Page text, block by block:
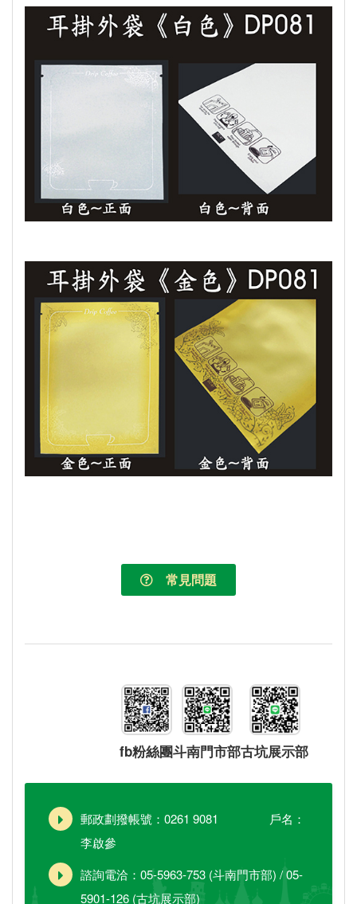
常見問題
fb粉絲團斗南門市部古坑展示部
郵政劃撥帳號：0261 9081 戶名：
李啟參
諮詢電洽：05-5963-753 (斗南門市部) / 05-
5901-126 (古坑展示部)